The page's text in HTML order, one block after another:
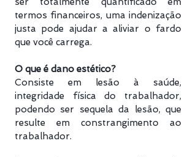
termos financeiros, uma indenização
justa pode ajudar a aliviar o fardo
que você carrega.
O que é dano estético?
Consiste em lesão à saúde,
integridade física do trabalhador,
podendo ser sequela da lesão, que
resulte em constrangimento ao
trabalhador.